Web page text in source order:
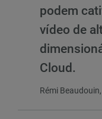
podem
vídeo de
Cloud.
Rémi